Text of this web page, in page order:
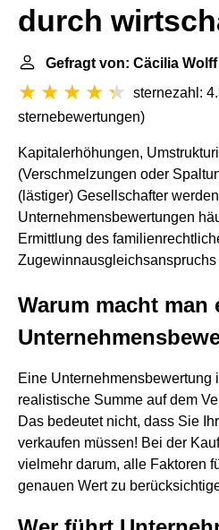
durch
Gefragt von: Cäcilia Wolff
sternezahl:
sternebewertungen)
Kapitalerhöhungen,
(Verschmelzungen oder
(lästiger) Gesellschafter werden
Unternehmensbewertungen
Ermittlung des
Zugewinnausgleichsanspruchs
Warum macht man
Eine Unternehmensbewertung
realistische Summe auf dem
Das bedeutet nicht, dass Sie
verkaufen müssen! Bei der
vielmehr darum, alle Faktoren
genauen Wert zu